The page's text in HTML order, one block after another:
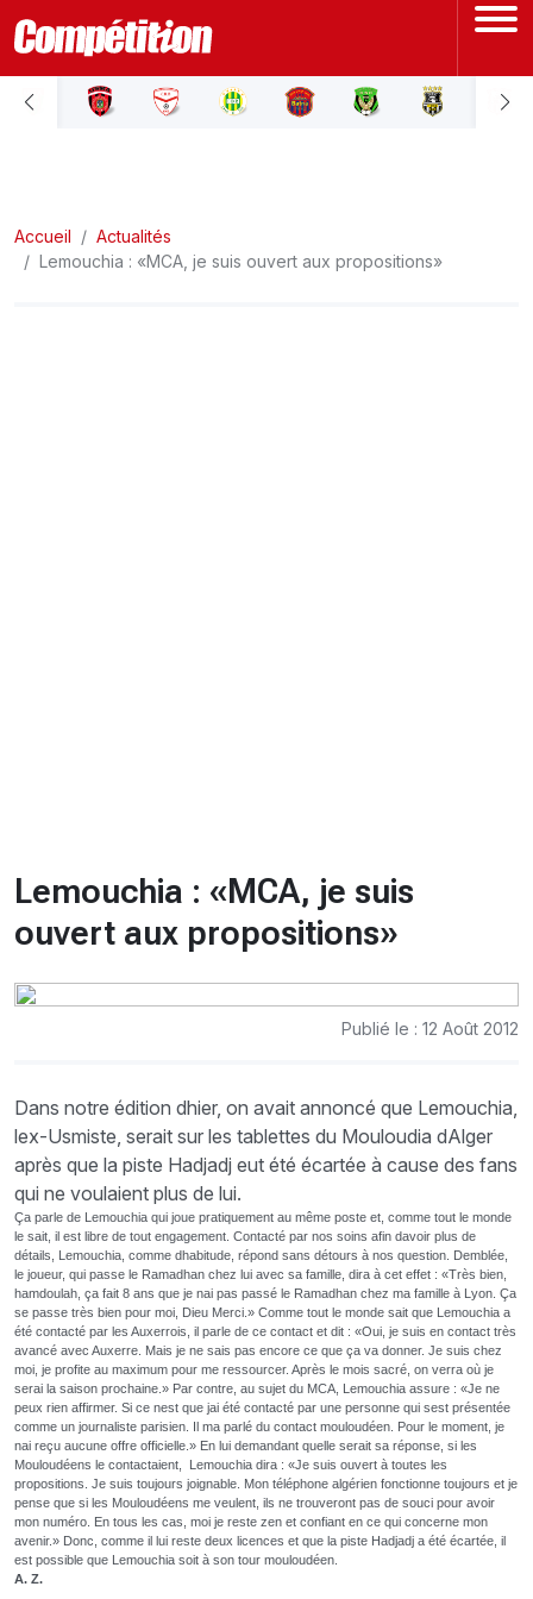
ACCUEIL
LIGUE 2
Accueil
Actualités
Lemouchia : «MCA, je suis ouvert aux propositions»
Lemouchia : «MCA, je suis
ouvert aux propositions»
Publié le : 12 Août 2012
Dans notre édition dhier, on avait annoncé que Lemouchia,
lex-Usmiste, serait sur les tablettes du Mouloudia dAlger
après que la piste Hadjadj eut été écartée à cause des fans
qui ne voulaient plus de lui.
Ça parle de Lemouchia qui joue pratiquement au même poste et, comme tout le monde
le sait, il est libre de tout engagement. Contacté par nos soins afin davoir plus de
détails, Lemouchia, comme dhabitude, répond sans détours à nos question. Demblée,
le joueur, qui passe le Ramadhan chez lui avec sa famille, dira à cet effet : «Très bien,
hamdoulah, ça fait 8 ans que je nai pas passé le Ramadhan chez ma famille à Lyon. Ça
se passe très bien pour moi, Dieu Merci.» Comme tout le monde sait que Lemouchia a
été contacté par les Auxerrois, il parle de ce contact et dit : «Oui, je suis en contact très
avancé avec Auxerre. Mais je ne sais pas encore ce que ça va donner. Je suis chez
moi, je profite au maximum pour me ressourcer. Après le mois sacré, on verra où je
serai la saison prochaine.» Par contre, au sujet du MCA, Lemouchia assure : «Je ne
peux rien affirmer. Si ce nest que jai été contacté par une personne qui sest présentée
comme un journaliste parisien. Il ma parlé du contact mouloudéen. Pour le moment, je
nai reçu aucune offre officielle.» En lui demandant quelle serait sa réponse, si les
Mouloudéens le contactaient, Lemouchia dira : «Je suis ouvert à toutes les
propositions. Je suis toujours joignable. Mon téléphone algérien fonctionne toujours et je
pense que si les Mouloudéens me veulent, ils ne trouveront pas de souci pour avoir
mon numéro. En tous les cas, moi je reste zen et confiant en ce qui concerne mon
avenir.» Donc, comme il lui reste deux licences et que la piste Hadjadj a été écartée, il
est possible que Lemouchia soit à son tour mouloudéen.
A. Z.